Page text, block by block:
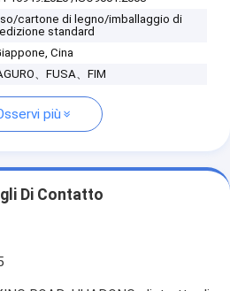
cartone di legno/imballaggio di
standard
Cina
、FUSA、FIM
più
Di Contatto